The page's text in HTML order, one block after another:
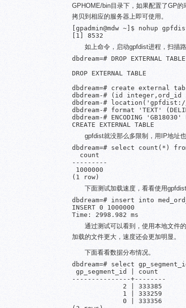
GPHOME/bin目录下，如果配置了GP
拷贝到相应的服务器上即可使用。
[gpadmin@mdw ~]$ nohup
如上命令，启动gpfdist进程，扫描
dbdream=# DROP EXTERNAL
DROP EXTERNAL TABLE
dbdream=# create external
dbdream-# (id integer,ord_id
dbdream-# location('gpfdist://
dbdream-# format 'TEXT'
dbdream-# ENCODING 'GB18030'
gpfdist就没那么多限制，用IP地址也
dbdream=# select count(*)
  count
---------
1000000
下面测试加载速度，看看使用
dbdream=# insert into
INSERT 0 1000000
通过测试可以看到，使用本地文件
加载的文件更大，速度还会更加明显。
下面看看数据分布情况。
dbdream=# select
gp_segment_id | count
---------------+--------
             2 | 333385
             1 | 333259
             0 | 333356